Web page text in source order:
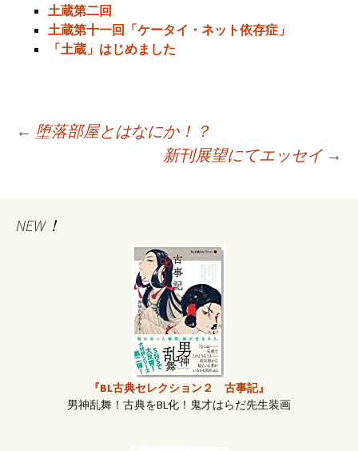
土蔵第二回
土蔵第十一回「ケータイ・ネット依存症」
「土蔵」はじめました
稿
← 堕落部屋とはなにか！？
新刊展望にてエッセイ →
NEW！
『BL古典セレクション２ 古事記』
男神乱舞！古典をBL化！鬼才はらだ先生装画